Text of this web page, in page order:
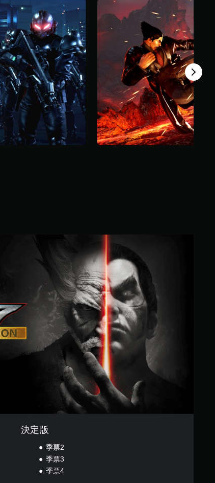
決定版
季票2
季票3
季票4